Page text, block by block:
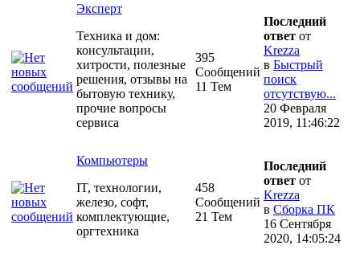
Эксперт
Техника и дом:
консультации,
хитрости, полезные
решения, отзывы на
бытовую технику,
прочие вопросы
сервиса
395
Сообщений
11 Тем
Последний
ответ от
Krezza
в Быстрый
поиск
отсутствую...
20 Февраля
2019, 11:46:22
Компьютеры
IT, технологии,
железо, софт,
комплектующие,
оргтехника
458
Сообщений
21 Тем
Последний
ответ от
Krezza
в Сборка ПК
16 Сентября
2020, 14:05:24